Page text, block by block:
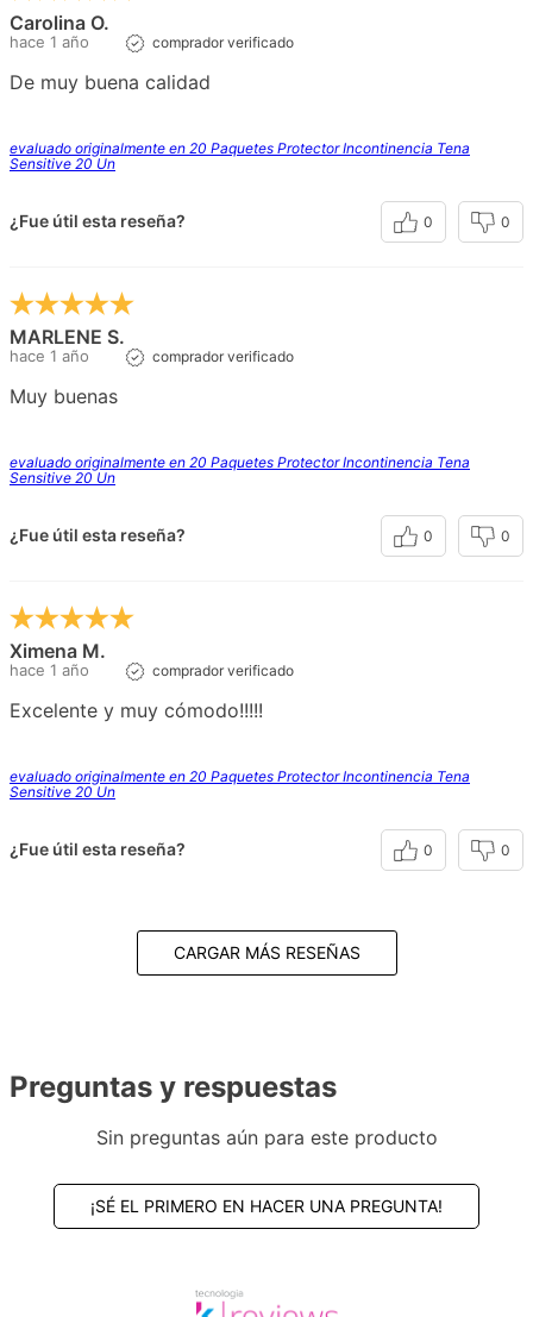
Carolina O.
hace 1 año comprador verificado
De muy buena calidad
evaluado originalmente en 20 Paquetes Protector Incontinencia Tena
Sensitive 20 Un
¿Fue útil esta reseña? 0 0
MARLENE S.
hace 1 año comprador verificado
Muy buenas
evaluado originalmente en 20 Paquetes Protector Incontinencia Tena
Sensitive 20 Un
¿Fue útil esta reseña? 0 0
Ximena M.
hace 1 año comprador verificado
Excelente y muy cómodo!!!!!
evaluado originalmente en 20 Paquetes Protector Incontinencia Tena
Sensitive 20 Un
¿Fue útil esta reseña? 0 0
CARGAR MÁS RESEÑAS
Preguntas y respuestas
Sin preguntas aún para este producto
¡SÉ EL PRIMERO EN HACER UNA PREGUNTA!